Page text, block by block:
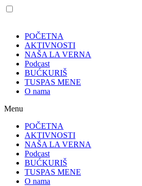
POČETNA
AKTIVNOSTI
NAŠA LA VERNA
Podcast
BUĆKURIŠ
TUSPAS MENE
O nama
Menu
POČETNA
AKTIVNOSTI
NAŠA LA VERNA
Podcast
BUĆKURIŠ
TUSPAS MENE
O nama